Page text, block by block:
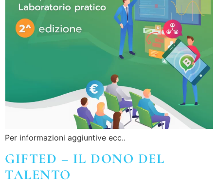
Per informazioni aggiuntive ecc..
GIFTED – IL DONO DEL
TALENTO